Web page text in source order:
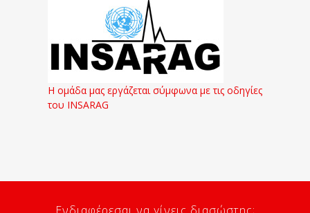
Η ομάδα μας εργάζεται σύμφωνα με τις οδηγίες
του INSARAG